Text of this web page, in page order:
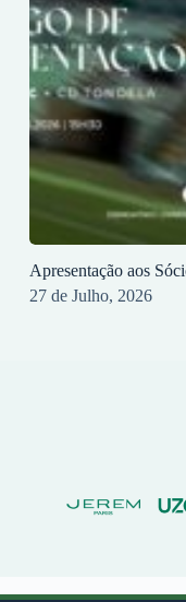
Apresentação aos
27 de Julho, 2026